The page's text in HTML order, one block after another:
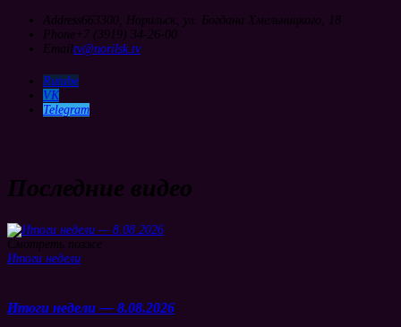
Address663300, Норильск, ул. Богдана Хмельницкого, 18
Phone +7 (3919) 34-26-00
Emailtv@norilsk.tv
Rutube
VK
Telegram
Последние видео
Смотреть позже
Итоги недели
Итоги недели — 8.08.2026